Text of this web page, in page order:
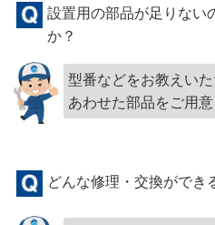
設置用の部品が足りない
か？
型番などをお教えい
あわせた部品をご用
どんな修理・交換ができ